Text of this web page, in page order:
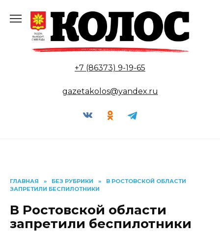
содержанию
+7 (86373) 9-19-65
gazetakolos@yandex.ru
ГЛАВНАЯ » БЕЗ РУБРИКИ »
В РОСТОВСКОЙ ОБЛАСТИ
ЗАПРЕТИЛИ БЕСПИЛОТНИКИ
В Ростовской области
запретили беспилотники